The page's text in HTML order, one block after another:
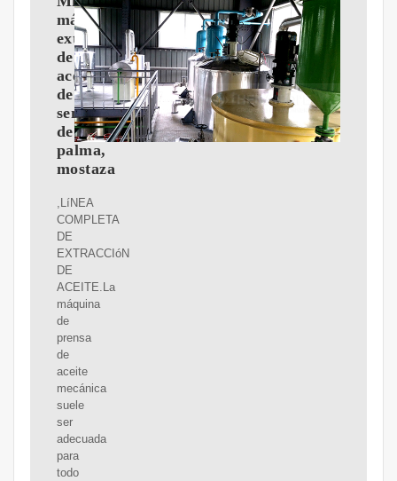
máquina
extrusora
de
aceite
de
semilla
de
palma,
mostaza
,LíNEA
COMPLETA
DE
EXTRACCIóN
DE
ACEITE.La
máquina
de
prensa
de
aceite
mecánica
suele
ser
adecuada
para
todo